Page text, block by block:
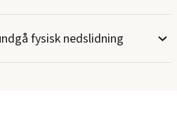
fysisk nedslidning